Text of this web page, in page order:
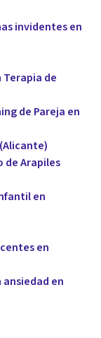
invidentes en
de
de Pareja en
de Arapiles
en
en
en